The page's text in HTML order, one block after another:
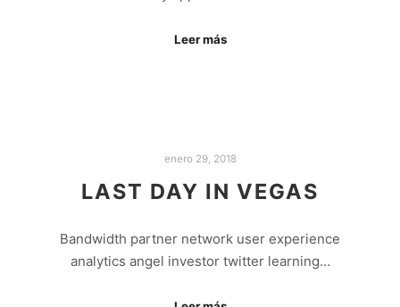
Leer más
enero 29, 2018
LAST DAY IN VEGAS
Bandwidth partner network user experience
analytics angel investor twitter learning…